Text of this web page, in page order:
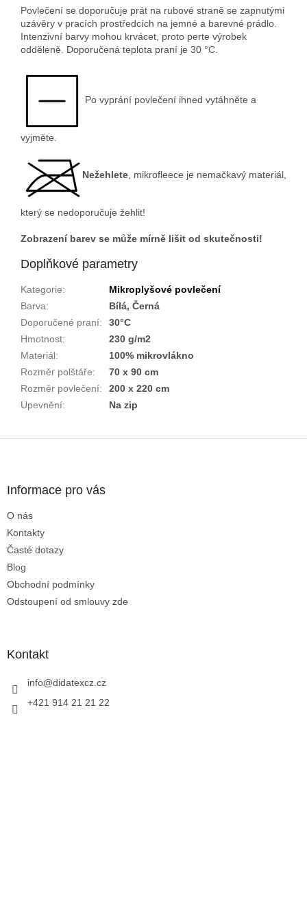
Povlečení se doporučuje prát na rubové straně se zapnutými
uzávěry v pracích prostředcích na jemné a barevné prádlo.
Intenzivní barvy mohou krvácet, proto perte výrobek
odděleně. Doporučená teplota praní je 30 °C.
Po vyprání povlečení ihned vytáhněte a
vyjměte.
Nežehlete , mikrofleece je nemačkavý materiál,
který se nedoporučuje žehlit!
Zobrazení barev se může mírně lišit od skutečnosti!
Doplňkové parametry
Kategorie:
Mikroplyšové povlečení
Barva:
Bílá, Černá
Doporučené praní:
30°C
Hmotnost:
230 g/m2
Materiál:
100% mikrovlákno
Rozměr polštáře:
70 x 90 cm
Rozměr povlečení:
200 x 220 cm
Upevnění: Na zip
Informace pro vás
O nás
Kontakty
Časté dotazy
Blog
Obchodní podmínky
Odstoupení od smlouvy zde
Kontakt
info@didatexcz.cz
+421 914 21 21 22